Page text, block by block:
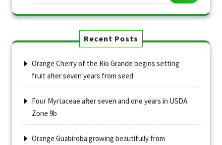
Recent Posts
Orange Cherry of the Rio Grande begins setting
fruit after seven years from seed
Four Myrtaceae after seven and one years in USDA
Zone 9b
Orange Guabiroba growing beautifully from